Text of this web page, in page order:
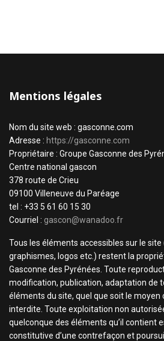
Mentions légales
Nom du site web : gasconne.com
Adresse : https://gasconne.com
Propriétaire : Groupe Gasconne des
Centre national gascon
378 route de Crieu
09100 Villeneuve du Paréage
tel : +33 5 61 60 15 30
Courriel : gascon@wanadoo.fr
Tous les éléments accessibles sur le
graphismes, logos etc.) restent la
Gasconne des Pyrénées. Toute
modification, publication, adaptation de
éléments du site, quel que soit le moyen
interdite. Toute exploitation non
quelconque des éléments qu’il contient
constitutive d’une contrefaçon et